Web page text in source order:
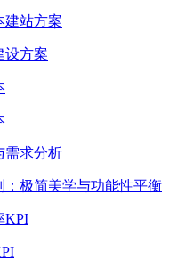
建站方案
设方案
需求分析
：极简美学与功能性平衡
KPI